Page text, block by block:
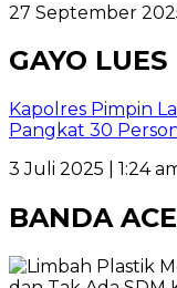
27 September
GAYO LUES
Kapolres Pimpin
Pangkat 30
3 Juli 2025 | 1:24
BANDA